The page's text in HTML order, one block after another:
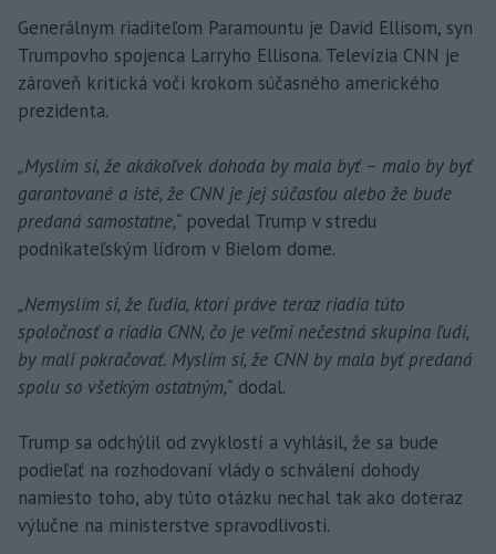
Generálnym riaditeľom Paramountu je David Ellisom, syn
Trumpovho spojenca Larryho Ellisona. Televízia CNN je
zároveň kritická voči krokom súčasného amerického
prezidenta.
„Myslím si, že akákoľvek dohoda by mala byť – malo by byť
garantované a isté, že CNN je jej súčasťou alebo že bude
predaná samostatne,“ povedal Trump v stredu
podnikateľským lídrom v Bielom dome.
„Nemyslím si, že ľudia, ktorí práve teraz riadia túto
spoločnosť a riadia CNN, čo je veľmi nečestná skupina ľudí,
by mali pokračovať. Myslím si, že CNN by mala byť predaná
spolu so všetkým ostatným,“ dodal.
Trump sa odchýlil od zvyklostí a vyhlásil, že sa bude
podieľať na rozhodovaní vlády o schválení dohody
namiesto toho, aby túto otázku nechal tak ako doteraz
výlučne na ministerstve spravodlivosti.